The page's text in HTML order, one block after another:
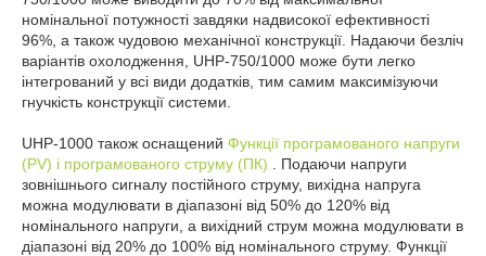
номінальної потужності завдяки надвисокої ефективності
96%, а також чудовою механічної конструкції. Надаючи безліч
варіантів охолодження, UHP-750/1000 може бути легко
інтегрований у всі види додатків, тим самим максимізуючи
гнучкість конструкції системи.
UHP-1000 також оснащений Функції програмованого напруги
(PV) і програмованого струму (ПК) . Подаючи напруги
зовнішнього сигналу постійного струму, вихідна напруга
можна модулювати в діапазоні від 50% до 120% від
номінального напруги, а вихідний струм можна модулювати в
діапазоні від 20% до 100% від номінального струму. Функції